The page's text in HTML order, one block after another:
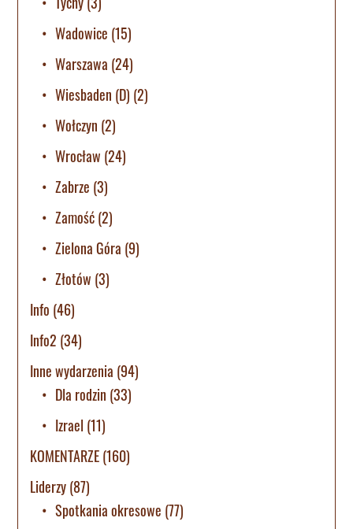
Wadowice (15)
Warszawa (24)
Wiesbaden (D) (2)
Wołczyn (2)
Wrocław (24)
Zabrze (3)
Zamość(2)
Zielona Góra (9)
Złotów (3)
Info (46)
Info2 (34)
Inne wydarzenia (94)
Dla rodzin (33)
Izrael (11)
KOMENTARZE(160)
Liderzy(87)
Spotkania okresowe (77)